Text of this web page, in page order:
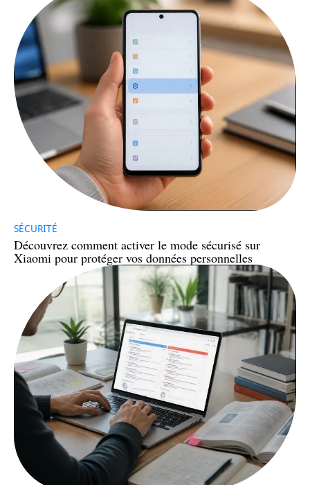
SÉCURITÉ
Découvrez comment activer le mode sécurisé sur
Xiaomi pour protéger vos données personnelles